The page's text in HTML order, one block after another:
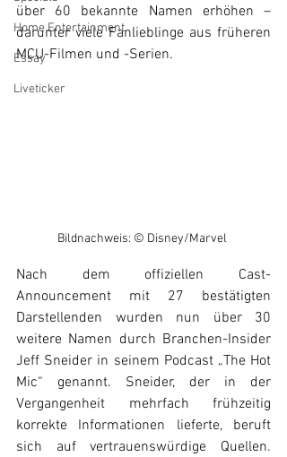
Home Entertainment
Essay
Liveticker
über 60 bekannte Namen erhöhen –
darunter viele Fanlieblinge aus früheren
MCU-Filmen und -Serien.
Bildnachweis: © Disney/Marvel
Nach dem offiziellen Cast-
Announcement mit 27 bestätigten
Darstellenden wurden nun über 30
weitere Namen durch Branchen-Insider
Jeff Sneider in seinem Podcast „The Hot
Mic“ genannt. Sneider, der in der
Vergangenheit mehrfach frühzeitig
korrekte Informationen lieferte, beruft
sich auf vertrauenswürdige Quellen.